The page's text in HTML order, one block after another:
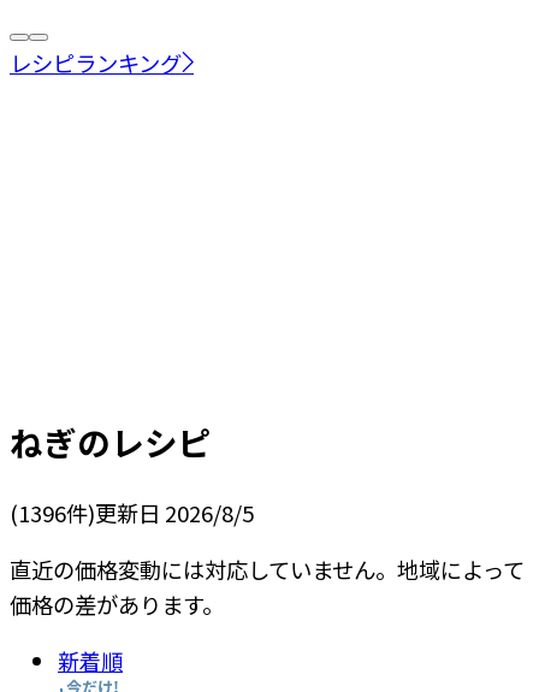
レシピランキング
ねぎのレシピ
(1396件)更新日 2026/8/5
直近の価格変動には対応していません。地域によって
価格の差があります。
新着順